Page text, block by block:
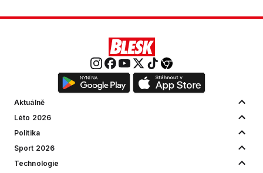
Aktuálně
Léto 2026
Politika
Sport 2026
Technologie